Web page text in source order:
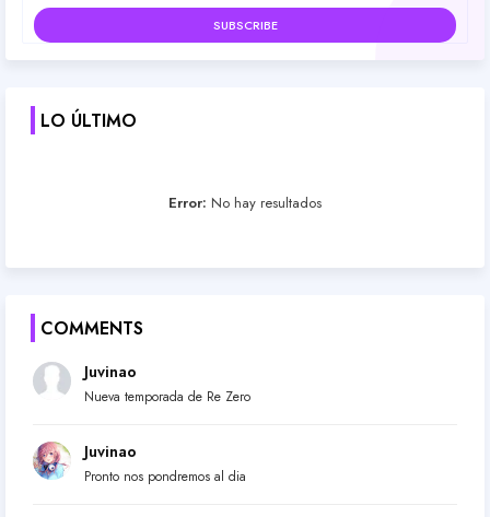
LO ÚLTIMO
Error: No hay resultados
COMMENTS
Juvinao
Nueva temporada de Re Zero
Juvinao
Pronto nos pondremos al dia